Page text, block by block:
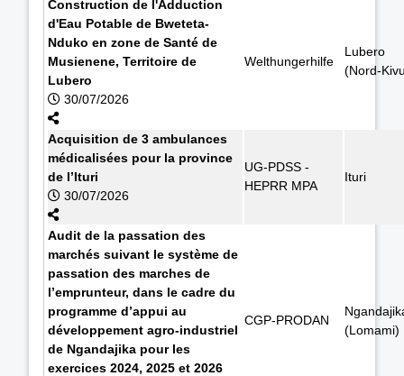
Construction de l'Adduction
d'Eau Potable de Bweteta-
Nduko en zone de Santé de
Musienene, Territoire de
Lubero
30/07/2026
Welthungerhilfe
Lubero
(Nord-
Acquisition de 3 ambulances
médicalisées pour la province
de l’Ituri
30/07/2026
UG-PDSS -
HEPRR MPA
Ituri
Audit de la passation des
marchés suivant le système de
passation des marches de
l’emprunteur, dans le cadre du
programme d’appui au
développement agro-industriel
de Ngandajika pour les
exercices 2024, 2025 et 2026
CGP-PRODAN
(Lomami)